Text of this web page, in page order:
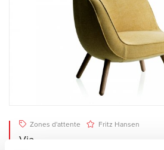
Zones d'attente Fritz Hansen
Via